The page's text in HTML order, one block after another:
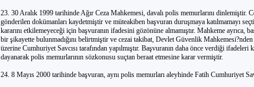
23. 30 Aralık 1999 tarihinde Ağır Ceza Mahkemesi, davalı polis memurlarını dinlemiştir.
gönderilen dokümanları kaydetmiştir ve müteakiben başvuran duruşmaya katılmamayı
kararını etkilemeyeceği için başvuranın ifadesini gözönüne almamıştır. Mahkeme ayrıca,
bir şikayette bulunmadığını belirtmiştir ve cezai takibat, Devlet Güvenlik
üzerine Cumhuriyet Savcısı tarafından yapılmıştır. Başvuranın daha önce verdiği
dayanarak polis memurlarının sözkonusu suçtan beraat etmesine karar vermiştir.
24. 8 Mayıs 2000 tarihinde başvuran, aynı polis memurları aleyhinde Fatih Cumhuriyet